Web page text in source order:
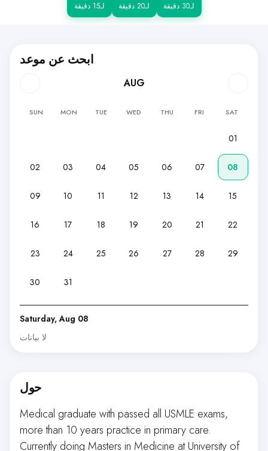
لـ15 دقيقة لـ20 دقيقة لـ30 دقيقة
ابحث عن موعد
AUG
SUN MON TUE WED THU FRI SAT
01
02 03 04 05 06 07 08
09 10 11 12 13 14 15
16 17 18 19 20 21 22
23 24 25 26 27 28 29
30 31
Saturday, Aug 08
لا بيانات
حول
Medical graduate with passed all USMLE exams,
more than 10 years practice in primary care.
Currently doing Masters in Medicine at University of